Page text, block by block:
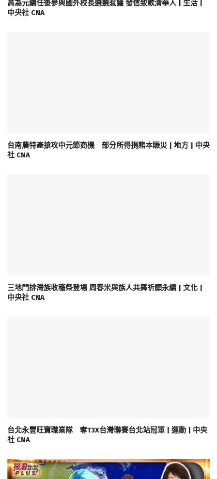
高為元續任後參與國外校長遴選惹議 發信致歉清華人 | 生活 |
中央社 CNA
台南農特產搶攻中元節商機 部分所得捐熊本賑災 | 地方 | 中央
社 CNA
三地門排灣族收穫祭登場 周春米與族人共舞祈願永續 | 文化 |
中央社 CNA
台北永豐旺寶職業隊 奪T3X台灣聯賽台北站冠軍 | 運動 | 中央
社 CNA